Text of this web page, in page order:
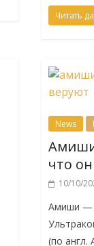
Читать
News
Амиши
что
10/10/
Амиши —
(по англ.